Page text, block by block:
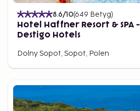
8.6/10(649 Betyg)
Hotel Haffner Resort & SPA -
Destigo Hotels
Dolny Sopot, Sopot, Polen